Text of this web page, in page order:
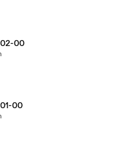
00
00